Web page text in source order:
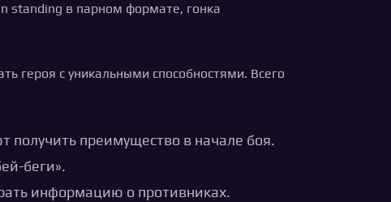
standing в парном формате, гонка
героя с уникальными способностями. Всего
получить преимущество в начале боя.
беги».
информацию о противниках.